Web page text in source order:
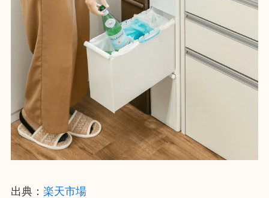
出典： 楽天市場